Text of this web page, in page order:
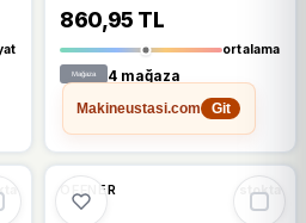
860,95 TL
ortalama
4 mağaza
Makineustasi.com
Git
OFFNER stokta